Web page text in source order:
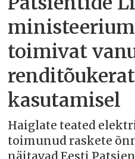
toimivat
kasutamisel
Haiglate teated
toimunud raskete